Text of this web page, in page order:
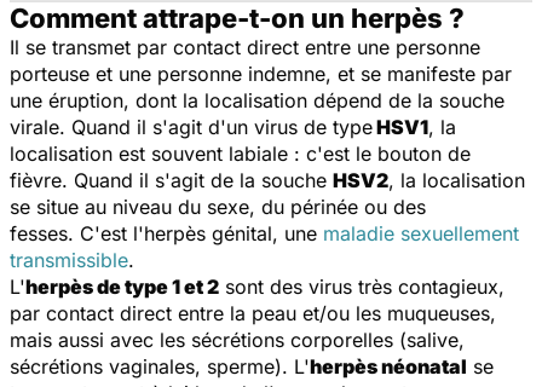
Comment attrape-t-on un herpès ?
Il se transmet par contact direct entre une personne
porteuse et une personne indemne, et se manifeste par
une éruption, dont la localisation dépend de la souche
virale. Quand il s'agit d'un virus de typeHSV1, la
localisation est souvent labiale : c'est le bouton de
fièvre. Quand il s'agit de la souche HSV2, la localisation
se situe au niveau du sexe, du périnée ou des
fesses. C'est l'herpès génital, une maladie sexuellement
transmissible.
L'herpès de type 1 et 2 sont des virus très contagieux,
par contact direct entre la peau et/ou les muqueuses,
mais aussi avec les sécrétions corporelles (salive,
sécrétions vaginales, sperme). L'herpès néonatal se